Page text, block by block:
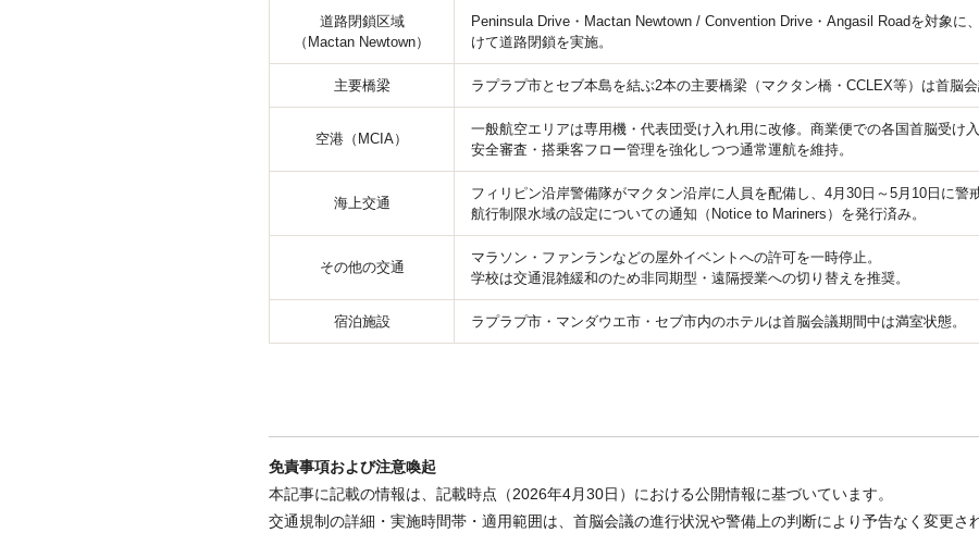
道路閉鎖区域
（Mactan Newtown）
Peninsula Drive・Mactan Newtown / Convention Drive・Angasil Roadを対象に
けて道路閉鎖を実施。
主要橋梁 ラプラプ市とセブ本島を結ぶ2本の主要橋梁（マクタン橋・CCLEX等）は首脳会
空港（MCIA）
一般航空エリアは専用機・代表団受け入れ用に改修。商業便での各国首脳受け
安全審査・搭乗客フロー管理を強化しつつ通常運航を維持。
海上交通
フィリピン沿岸警備隊がマクタン沿岸に人員を配備し、4月30日～5月10日に警
航行制限水域の設定についての通知（Notice to Mariners）を発行済み。
その他の交通
マラソン・ファンランなどの屋外イベントへの許可を一時停止。
学校は交通混雑緩和のため非同期型・遠隔授業への切り替えを推奨。
宿泊施設 ラプラプ市・マンダウエ市・セブ市内のホテルは首脳会議期間中は満室状態。
免責事項および注意喚起
本記事に記載の情報は、記載時点（2026年4月30日）における公開情報に基づいています。
交通規制の詳細・実施時間帯・適用範囲は、首脳会議の進行状況や警備上の判断により予告なく変更さ